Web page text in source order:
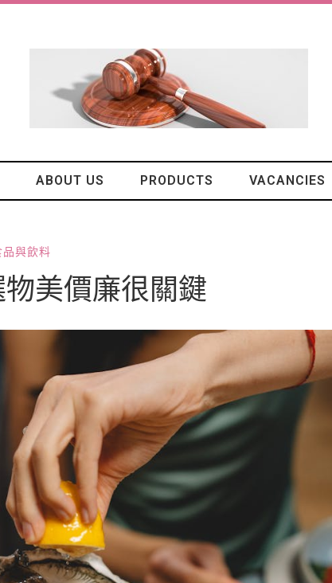
ABOUT US PRODUCTS VACANCIES
品與飲料
美價廉很關鍵